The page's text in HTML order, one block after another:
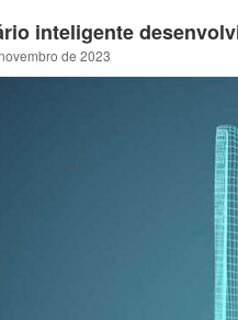
inteligente
de 2023